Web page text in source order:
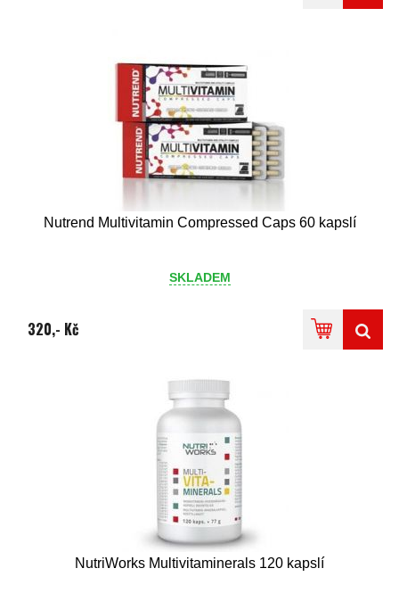
Nutrend Multivitamin Compressed Caps 60 kapslí
SKLADEM
320,- Kč
NutriWorks Multivitaminerals 120 kapslí